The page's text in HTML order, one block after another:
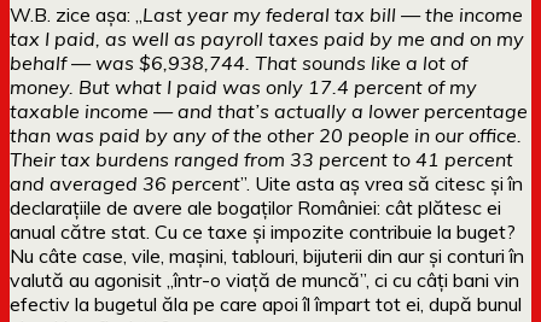
W.B. zice așa: „ Last year my federal tax bill — the income
tax I paid, as well as payroll taxes paid by me and on my
behalf — was $6,938,744. That sounds like a lot of
money. But what I paid was only 17.4 percent of my
taxable income — and that’s actually a lower percentage
than was paid by any of the other 20 people in our office.
Their tax burdens ranged from 33 percent to 41 percent
and averaged 36 percent”. Uite asta aș vrea să citesc și în
declarațiile de avere ale bogaților României: cât plătesc ei
anual către stat. Cu ce taxe și impozite contribuie la buget?
Nu câte case, vile, mașini, tablouri, bijuterii din aur și conturi în
valută au agonisit „într-o viață de muncă”, ci cu câți bani vin
efectiv la bugetul ăla pe care apoi îl împart tot ei, după bunul